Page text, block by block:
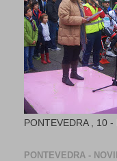
PONTEVEDRA , 10 -
PONTEVEDRA -